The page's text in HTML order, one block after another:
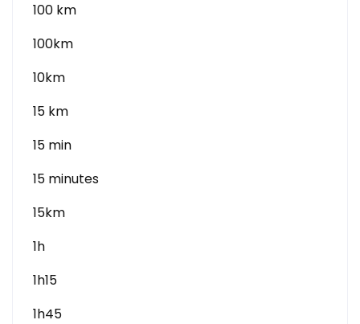
100 km
100km
10km
15 km
15 min
15 minutes
15km
1h
1h15
1h45